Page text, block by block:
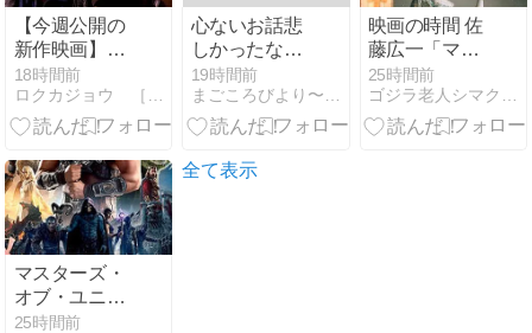
【今週公開の
新作映画】
『ゴースト・
オブ・ウエ
ノ』2026年8
報と私感
18時間前
心ないお話悲
しかったな…
19時間前
映画の時間 佐
藤広一「マダ
ム・ソワ・セ
ヴェンヌ」元
町映画館
25時間前
マスターズ・
オブ・ユニバ
ース
25時間前
全て表示